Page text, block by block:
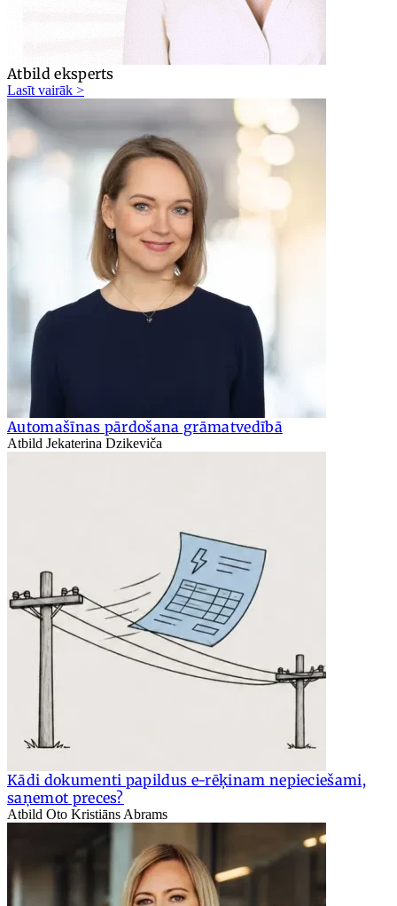
Atbild eksperts
Lasīt vairāk >
Automašīnas pārdošana grāmatvedībā
Atbild Jekaterina Dzikeviča
Kādi dokumenti papildus e-rēķinam nepieciešami,
saņemot preces?
Atbild Oto Kristiāns Abrams